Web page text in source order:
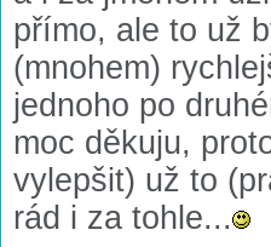
přímo, ale to už
(mnohem)
jednoho po
moc děkuju,
vylepšit) už to
rád i za tohle...